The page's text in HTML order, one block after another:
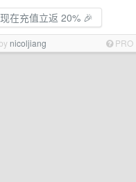
现在充值立返 20% 🎉
nicoljiang PRO